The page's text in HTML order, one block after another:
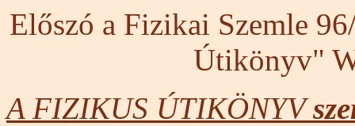
Előszó a Fizikai Szemle
Útikönyv"
A FIZIKUS ÚTIKÖNYV